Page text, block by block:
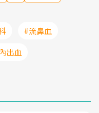
#流鼻血
出血